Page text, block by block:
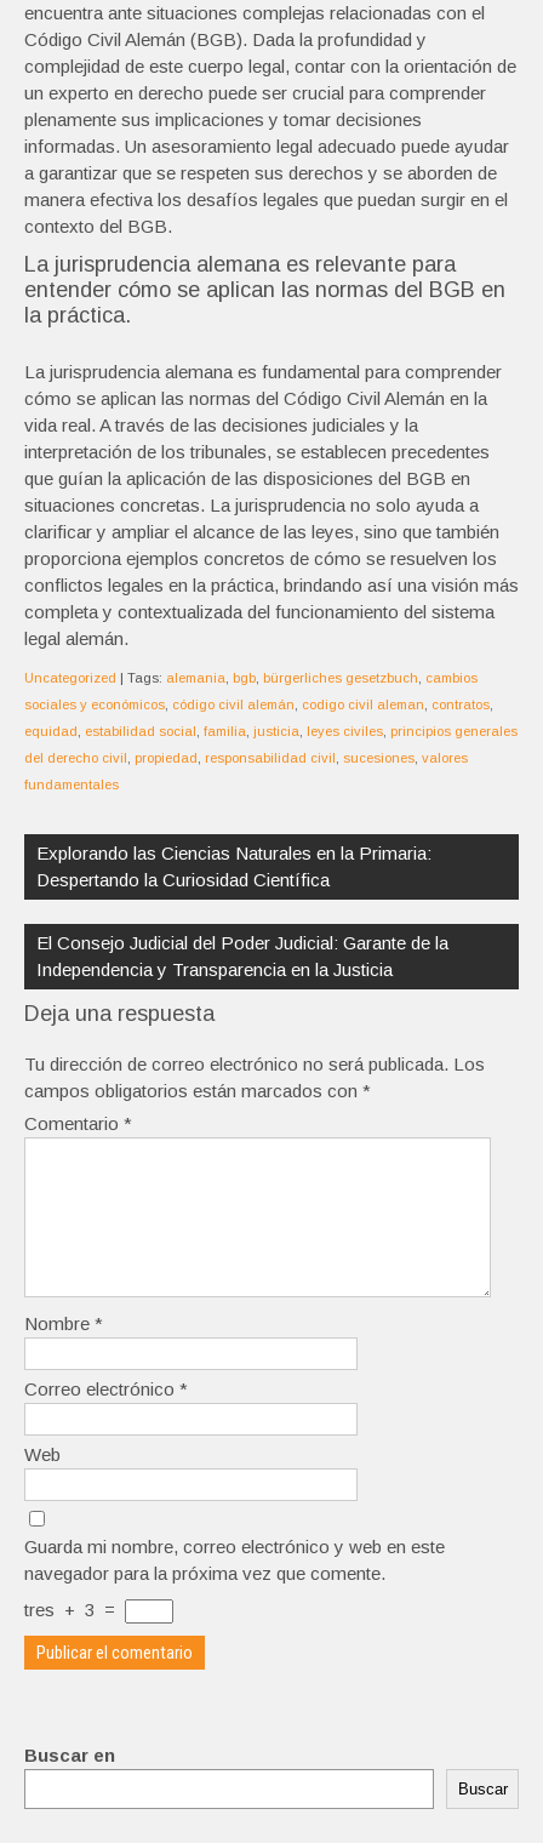
encuentra ante situaciones complejas relacionadas con el
Código Civil Alemán (BGB). Dada la profundidad y
complejidad de este cuerpo legal, contar con la orientación de
un experto en derecho puede ser crucial para comprender
plenamente sus implicaciones y tomar decisiones
informadas. Un asesoramiento legal adecuado puede ayudar
a garantizar que se respeten sus derechos y se aborden de
manera efectiva los desafíos legales que puedan surgir en el
contexto del BGB.
La jurisprudencia alemana es relevante para
entender cómo se aplican las normas del BGB en
la práctica.
La jurisprudencia alemana es fundamental para comprender
cómo se aplican las normas del Código Civil Alemán en la
vida real. A través de las decisiones judiciales y la
interpretación de los tribunales, se establecen precedentes
que guían la aplicación de las disposiciones del BGB en
situaciones concretas. La jurisprudencia no solo ayuda a
clarificar y ampliar el alcance de las leyes, sino que también
proporciona ejemplos concretos de cómo se resuelven los
conflictos legales en la práctica, brindando así una visión más
completa y contextualizada del funcionamiento del sistema
legal alemán.
Uncategorized | Tags: alemania bgb bürgerliches gesetzbuch
cambios
sociales y económicos código civil alemán codigo civil aleman contratos
equidad
estabilidad social familia justicia leyes civiles principios generales
del derecho civil
propiedad responsabilidad civil sucesiones valores
fundamentales
de
entradas
Explorando las Ciencias Naturales en la Primaria:
Despertando la Curiosidad Científica
El Consejo Judicial del Poder Judicial: Garante de la
Independencia y Transparencia en la Justicia
Deja una respuesta
Tu dirección de correo electrónico no será publicada. Los
campos obligatorios están marcados con *
Comentario *
Nombre *
Correo electrónico *
Web
Guarda mi nombre, correo electrónico y web en este
navegador para la próxima vez que comente.
tres + 3 =
Buscar en
Buscar